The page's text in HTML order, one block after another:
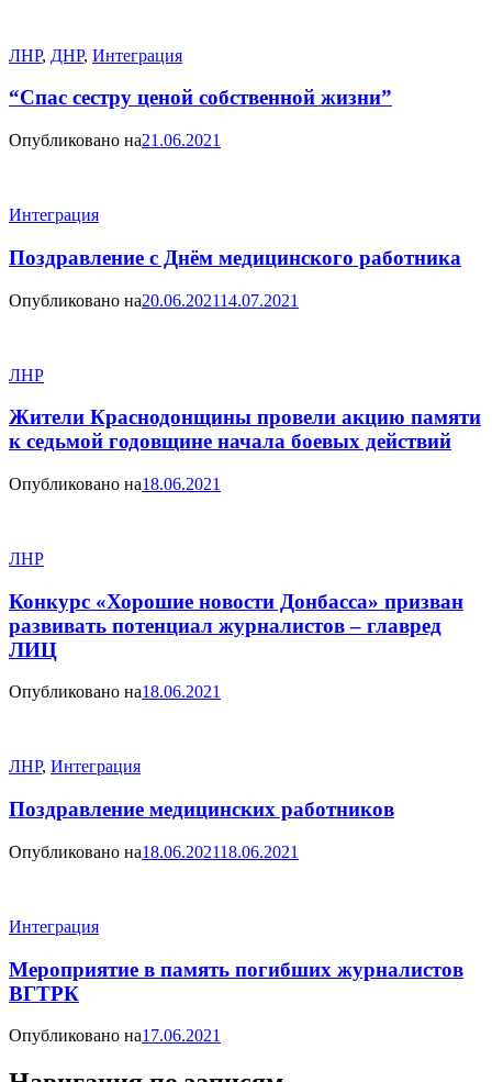
ЛНР, ДНР, Интеграция
“Спас сестру ценой собственной жизни”
Опубликовано на21.06.2021
Интеграция
Поздравление с Днём медицинского работника
Опубликовано на20.06.202114.07.2021
ЛНР
Жители Краснодонщины провели акцию памяти
к седьмой годовщине начала боевых действий
Опубликовано на18.06.2021
ЛНР
Конкурс «Хорошие новости Донбасса» призван
развивать потенциал журналистов – главред
ЛИЦ
Опубликовано на18.06.2021
ЛНР, Интеграция
Поздравление медицинских работников
Опубликовано на18.06.202118.06.2021
Интеграция
Мероприятие в память погибших журналистов
ВГТРК
Опубликовано на17.06.2021